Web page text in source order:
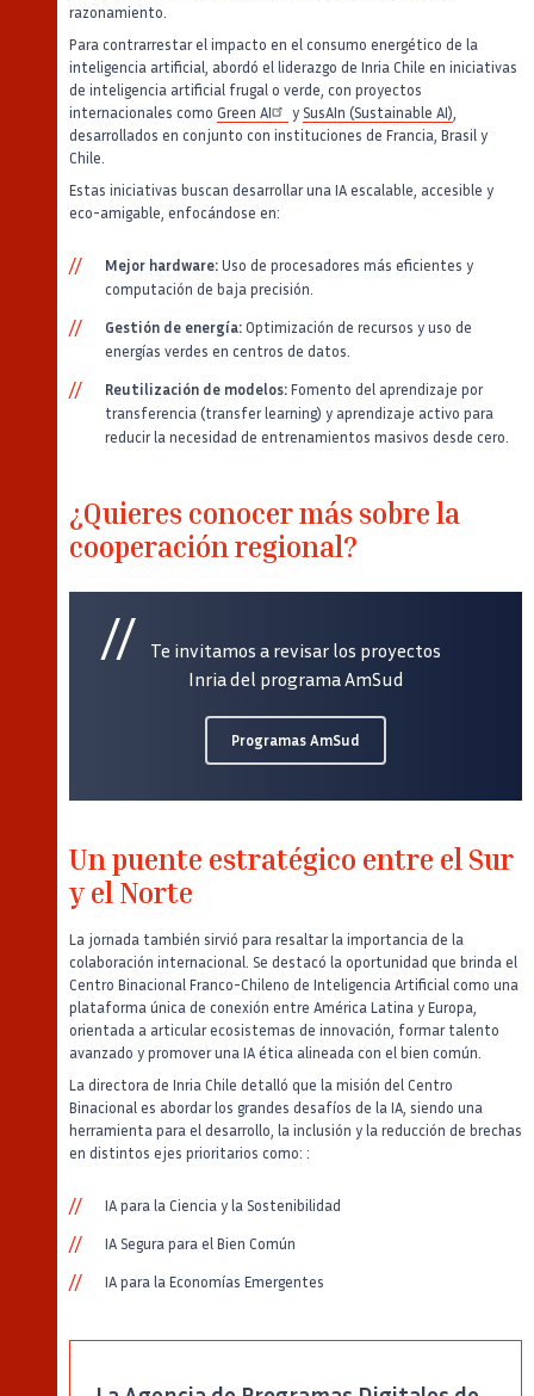
razonamiento.
Para contrarrestar el impacto en el consumo energético de la
inteligencia artificial, abordó el liderazgo de Inria Chile en iniciativas
de inteligencia artificial frugal o verde, con proyectos
internacionales como Green AI y SusAIn (Sustainable AI)
desarrollados en conjunto con instituciones de Francia, Brasil y
Chile.
Estas iniciativas buscan desarrollar una IA escalable, accesible y
eco-amigable, enfocándose en:
Mejor hardware: Uso de procesadores más eficientes y
computación de baja precisión.
Gestión de energía: Optimización de recursos y uso de
energías verdes en centros de datos.
Reutilización de modelos: Fomento del aprendizaje por
transferencia (transfer learning) y aprendizaje activo para
reducir la necesidad de entrenamientos masivos desde cero.
¿Quieres conocer más sobre la
cooperación regional?
Te invitamos a revisar los proyectos
Inria del programa AmSud
Programas AmSud
Un puente estratégico entre el Sur
y el Norte
La jornada también sirvió para resaltar la importancia de la
colaboración internacional. Se destacó la oportunidad que brinda el
Centro Binacional Franco-Chileno de Inteligencia Artificial como una
plataforma única de conexión entre América Latina y Europa,
orientada a articular ecosistemas de innovación, formar talento
avanzado y promover una IA ética alineada con el bien común.
La directora de Inria Chile detalló que la misión del Centro
Binacional es abordar los grandes desafíos de la IA, siendo una
herramienta para el desarrollo, la inclusión y la reducción de brechas
en distintos ejes prioritarios como: :
IA para la Ciencia y la Sostenibilidad
IA Segura para el Bien Común
IA para la Economías Emergentes